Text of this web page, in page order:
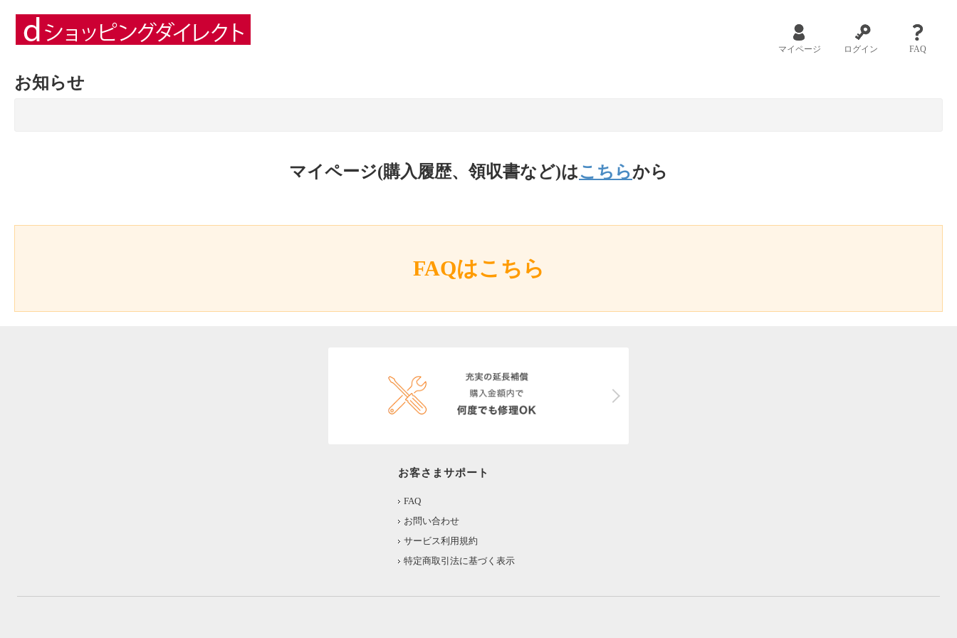
マイページ ログイン FAQ
お知らせ
マイページ(購入履歴、領収書など)はこちらから
FAQはこちら
お客さまサポート
FAQ
お問い合わせ
サービス利用規約
特定商取引法に基づく表示